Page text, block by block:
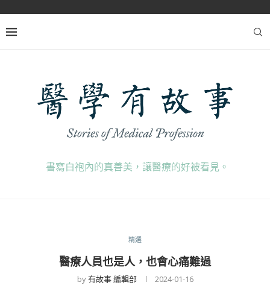
書寫白袍內的真善美，讓醫療的好被看見。
精選
醫療人員也是人，也會心痛難過
by有故事 編輯部 2024-01-16